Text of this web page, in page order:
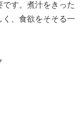
す。煮汁をきった
、食欲をそそる一